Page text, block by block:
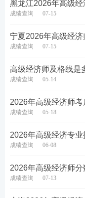
黑龙江2026年高级
成绩查询 07-15
宁夏2026年高级经
成绩查询 07-15
高级经济师及格线是
成绩查询 05-14
2026年高级经济师考
成绩查询 05-18
2026年高级经济专
成绩查询 06-08
2026年高级经济师分
成绩查询 07-13